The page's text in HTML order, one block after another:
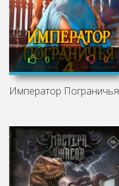
0 0